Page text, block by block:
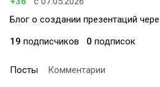
Блог о создании презентаций
19 подписчиков 0 подписок
Посты Комментарии